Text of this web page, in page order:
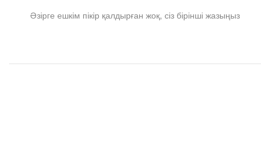
Әзірге ешкім пікір қалдырған жоқ, сіз бірінші жазыңыз